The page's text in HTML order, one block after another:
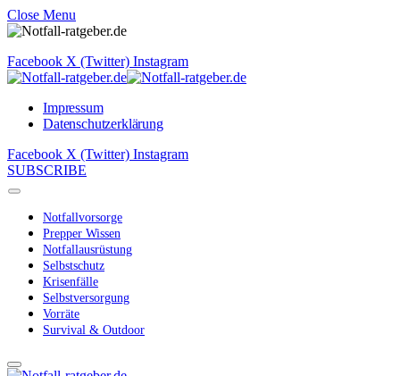
Close Menu
Facebook X (Twitter) Instagram
Impressum
Datenschutzerklärung
Facebook X (Twitter) Instagram
SUBSCRIBE
Notfallvorsorge
Prepper Wissen
Notfallausrüstung
Selbstschutz
Krisenfälle
Selbstversorgung
Vorräte
Survival & Outdoor